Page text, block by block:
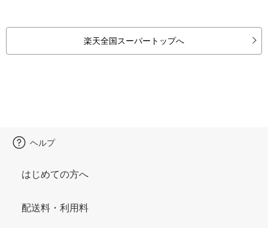
楽天全国スーパートップへ
ヘルプ
はじめての方へ
配送料・利用料